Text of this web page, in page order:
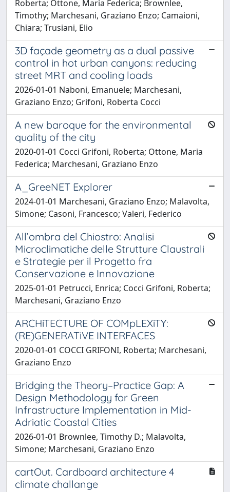
Roberta; Ottone, Maria Federica; Brownlee,
Timothy; Marchesani, Graziano Enzo; Camaioni,
Chiara; Trusiani, Elio
3D façade geometry as a dual passive
control in hot urban canyons: reducing
street MRT and cooling loads
2026-01-01 Naboni, Emanuele; Marchesani,
Graziano Enzo; Grifoni, Roberta Cocci
A new baroque for the environmental
quality of the city
2020-01-01 Cocci Grifoni, Roberta; Ottone, Maria
Federica; Marchesani, Graziano Enzo
A_GreeNET Explorer
2024-01-01 Marchesani, Graziano Enzo; Malavolta,
Simone; Casoni, Francesco; Valeri, Federico
All’ombra del Chiostro: Analisi
Microclimatiche delle Strutture Claustrali
e Strategie per il Progetto fra
Conservazione e Innovazione
2025-01-01 Petrucci, Enrica; Cocci Grifoni, Roberta;
Marchesani, Graziano Enzo
ARCHiTECTURE OF COMpLEXiTY:
(RE)GENERATiVE INTERFACES
2020-01-01 COCCI GRIFONI, Roberta; Marchesani,
Graziano Enzo
Bridging the Theory–Practice Gap: A
Design Methodology for Green
Infrastructure Implementation in Mid-
Adriatic Coastal Cities
2026-01-01 Brownlee, Timothy D.; Malavolta,
Simone; Marchesani, Graziano Enzo
cartOut. Cardboard architecture 4
climate challange